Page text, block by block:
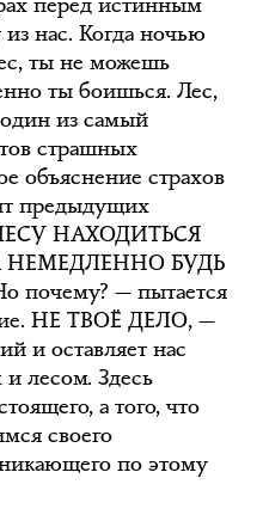
нас. Когда ночью
ты не можешь
ты боишься. Лес,
из самый
страшных
объяснение страхов
предыдущих
ЛЕСУ НАХОДИТЬСЯ
НЕМЕДЛЕННО БУДЬ
— пытается
НЕ ТВОЁ ДЕЛО, —
и оставляет нас
лесом. Здесь
а того, что
своего
по этому